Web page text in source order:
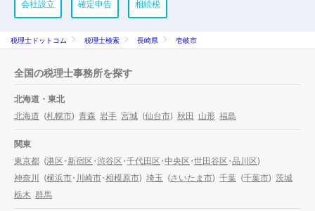
会社設立 確定申告 相続税
税理士ドットコム 税理士検索 長崎県 壱岐市
全国の税理士事務所を探す
北海道・東北
北海道 (札幌市) 青森 岩手 宮城 (仙台市) 秋田 山形 福島
関東
東京都 (港区・新宿区・渋谷区・千代田区・中央区・世田谷区・品川区)
神奈川
(横浜市・ 川崎市・相模原市) 埼玉 (さいたま市) 千葉 (千葉市) 茨城
栃木 群馬